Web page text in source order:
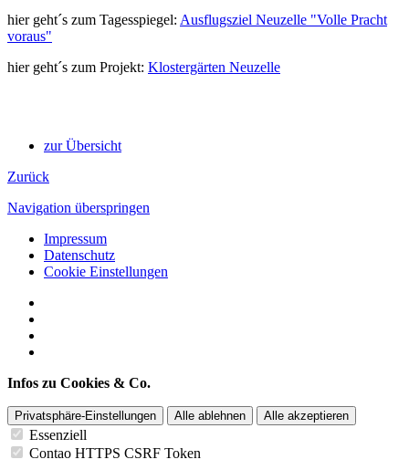
hier geht´s zum Tagesspiegel: Ausflugsziel Neuzelle "Volle Pracht
voraus"
hier geht´s zum Projekt: Klostergärten Neuzelle
zur Übersicht
Zurück
Navigation überspringen
Impressum
Datenschutz
Cookie Einstellungen
Infos zu Cookies & Co.
Privatsphäre-Einstellungen Alle ablehnen Alle akzeptieren
Essenziell
Contao HTTPS CSRF Token